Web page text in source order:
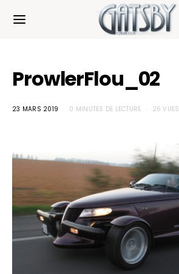
ProwlerFlou_02
23 MARS 2019 0 MINUTES DE LECTURE 26 VUES
Cookies management panel